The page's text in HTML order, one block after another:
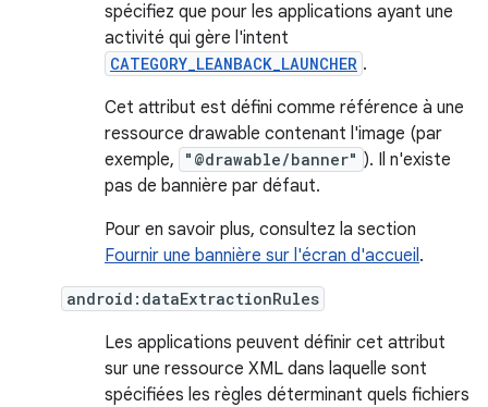
spécifiez que pour les applications ayant une
activité qui gère l'intent
CATEGORY_LEANBACK_LAUNCHER .
Cet attribut est défini comme référence à une
ressource drawable contenant l'image (par
exemple,
"@drawable/banner" ). Il n'existe
pas de bannière par défaut.
Pour en savoir plus, consultez la section
Fournir une bannière sur l'écran d'accueil.
android:dataExtractionRules
Les applications peuvent définir cet attribut
sur une ressource XML dans laquelle sont
spécifiées les règles déterminant quels fichiers